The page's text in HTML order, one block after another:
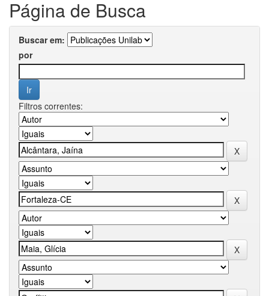
Página de Busca
Buscar em:
por
Filtros correntes: